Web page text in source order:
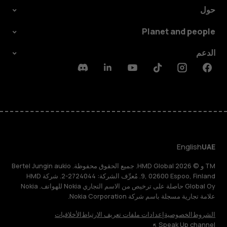
حول
Planet and people
الدعم
Facebook
Instagram
Tiktok
Youtube
Linkedin
Discord
UAE
English
TM و © 2026 HMD Global. جميع الحقوق محفوظة. Bertel Jungin aukio
9, 02600 Espoo, Finland. مُعرِّف الشركة: 2724044-2. شركة HMD
Global Oy حاصلة على ترخيص من الاسم التجاري Nokia للهواتف. Nokia
علامة تجارية مسجلة باسم شركة Nokia Corporation.
الشروطالخصوصيةإعدادات ملفات تعريف الارتباطالأخلاقيات
Speak Up channel